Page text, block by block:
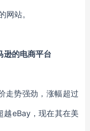
网站。
逊的电商平台
走势强劲，涨幅超过
越eBay，现在其在美